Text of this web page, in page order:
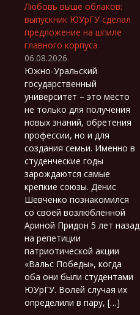
Любовь выше облаков:
выпускник ЮУрГУ сделал
предложение на шпиле
главного корпуса
06.08.2026
Южно-Уральский
государственный
университет – это место
не только для получения
новых знаний, обретения
профессии, но и для
создания семьи. Именно в
студенческие годы
зарождаются самые
крепкие союзы. Денис
Шевченко познакомился
со своей возлюбленной
Ариной Придон 5 лет назад
на репетиции
патриотической акции
«Вальс Победы», когда
оба они были студентами
ЮУрГУ. Волей случая их
определили в пару, […]